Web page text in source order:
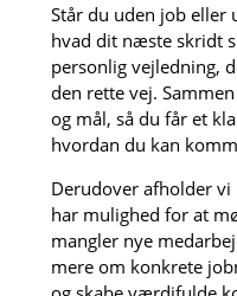
Står du uden job eller
hvad dit næste skridt
personlig vejledning,
den rette vej.
og mål, så du får et
hvordan du kan
Derudover afholder
har mulighed for at
mangler nye
mere om konkrete